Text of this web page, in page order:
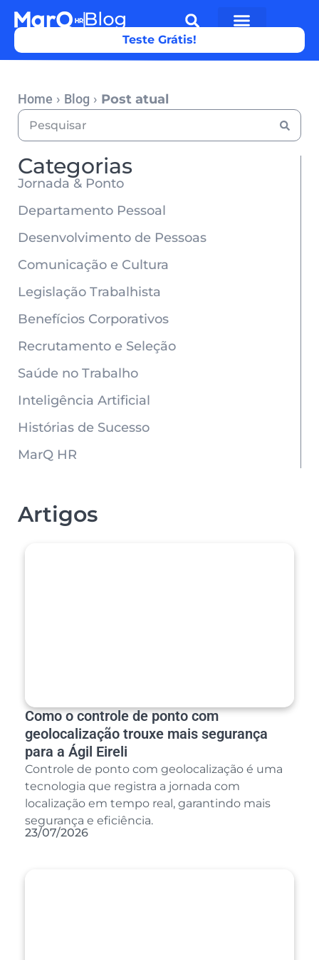
Teste Grátis!
Home › Blog › Post atual
Categorias
Jornada & Ponto
Departamento Pessoal
Desenvolvimento de Pessoas
Comunicação e Cultura
Legislação Trabalhista
Benefícios Corporativos
Recrutamento e Seleção
Saúde no Trabalho
Inteligência Artificial
Histórias de Sucesso
MarQ HR
Artigos
Como o controle de ponto com
geolocalização trouxe mais segurança
para a Ágil Eireli
Controle de ponto com geolocalização é uma
tecnologia que registra a jornada com
localização em tempo real, garantindo mais
segurança e eficiência.
23/07/2026